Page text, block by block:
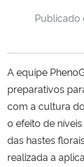
Ministério da Ciência,
Ministério do Meio
Ministério do Turismo
Publicado
A equipe
preparativos
com a cultura
o efeito de
das hastes
realizada a